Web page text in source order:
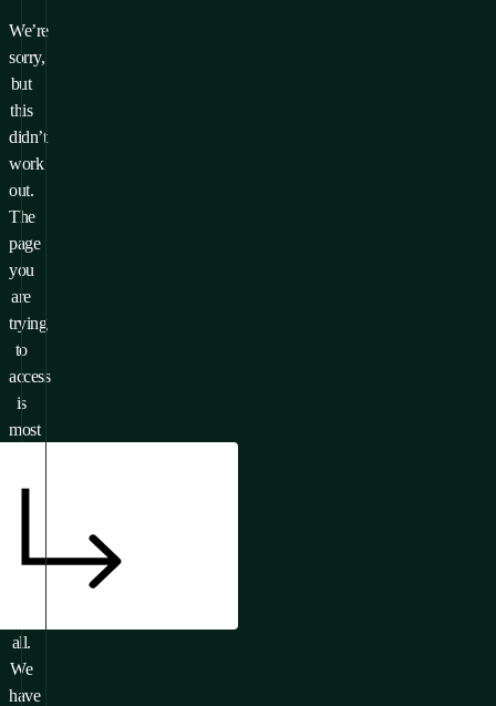
We’re
sorry,
but
this
didn’t
work
out.
The
page
you
are
trying
to
access
is
most
doesn’t
all.
We
have